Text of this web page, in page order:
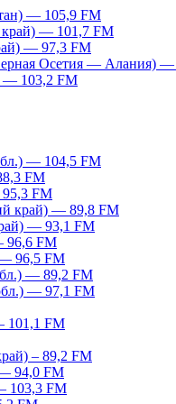
— 105,9 FM
край) — 101,7 FM
— 97,3 FM
Осетия — Алания)
— 103,2 FM
— 104,5 FM
FM
FM
край) — 89,8 FM
— 93,1 FM
96,6 FM
— 96,5 FM
— 89,2 FM
— 97,1 FM
101,1 FM
– 89,2 FM
94,0 FM
103,3 FM